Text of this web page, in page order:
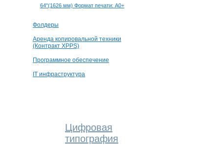
64"(1626 мм) Формат печати: A0+
Фолдеры
Аренда копировальной техники
(Контракт XPPS)
Программное обеспечение
IT инфраструктура
Цифровая
типография